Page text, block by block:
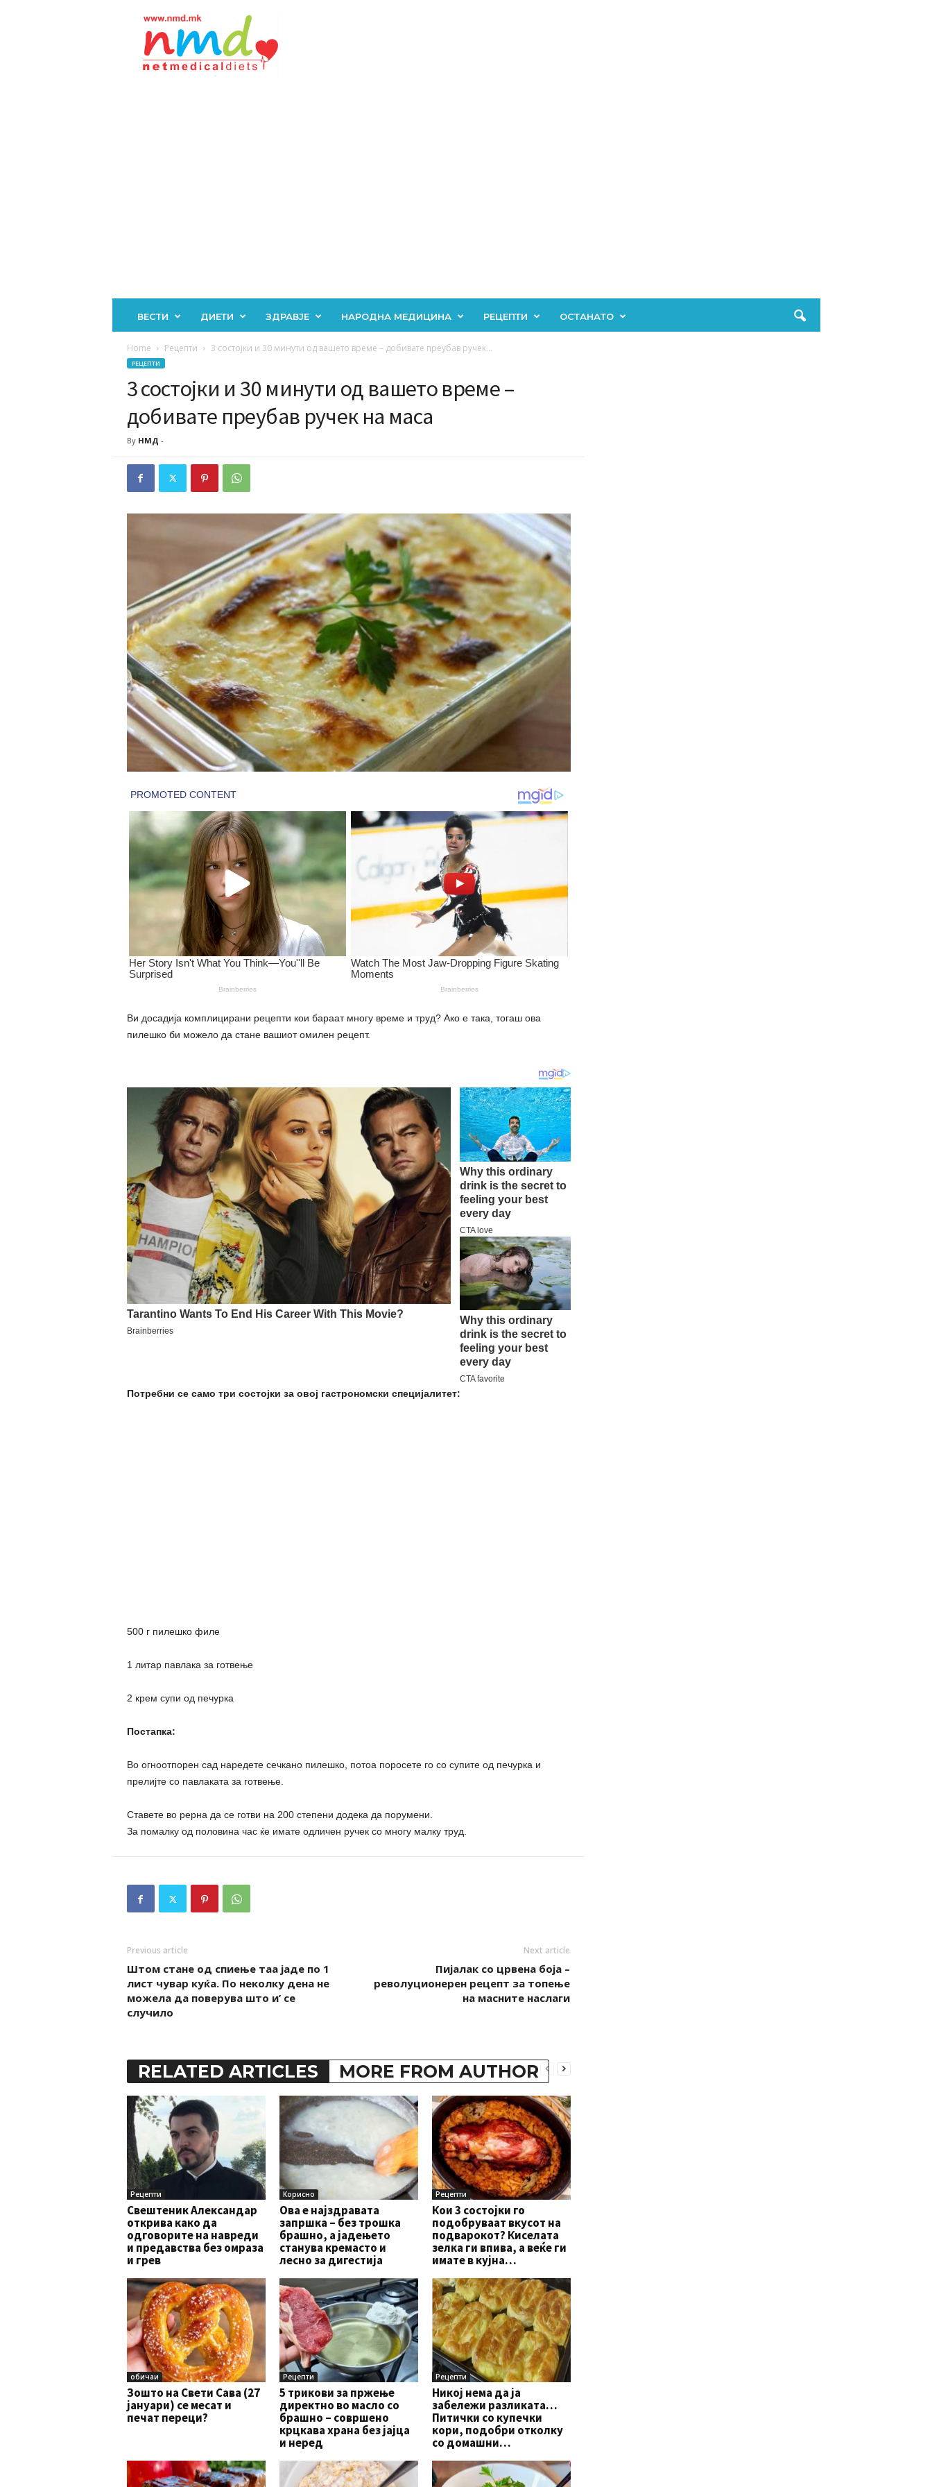
ВЕСТИ ДИЕТИ ЗДРАВЈЕ НАРОДНА МЕДИЦИНА РЕЦЕПТИ ОСТАНАТО
Home Рецепти 3 состојки и 30 минути од вашето време – добивате преубав ручек...
РЕЦЕПТИ
3 состојки и 30 минути од вашето време –
добивате преубав ручек на маса
By НМД -
Ви досадија комплицирани рецепти кои бараат многу време и труд? Ако е така, тогаш ова
пилешко би можело да стане вашиот омилен рецепт.
Потребни се само три состојки за овој гастрономски специјалитет:
500 г пилешко филе
1 литар павлака за готвење
2 крем супи од печурка
Постапка:
Во огноотпорен сад наредете сечкано пилешко, потоа поросете го со супите од печурка и
прелијте со павлаката за готвење.
Ставете во рерна да се готви на 200 степени додека да порумени.
За помалку од половина час ќе имате одличен ручек со многу малку труд.
Previous article
Штом стане од спиење таа јаде по 1
лист чувар куќа. По неколку дена не
можела да поверува што и’ се
случило
Next article
Пијалак со црвена боја –
револуционерен рецепт за топење
на масните наслаги
RELATED ARTICLES MORE FROM AUTHOR
Рецепти
Свештеник Александар
открива како да
одговорите на навреди
и предавства без омраза
и грев
Корисно
Ова е најздравата
запршка – без трошка
брашно, а јадењето
станува кремасто и
лесно за дигестија
Рецепти
Кои 3 состојки го
подобруваат вкусот на
подварокот? Киселата
зелка ги впива, а веќе ги
имате в кујна…
обичаи
Зошто на Свети Сава (27
јануари) се месат и
печат переци?
Рецепти
5 трикови за пржење
директно во масло со
брашно – совршено
крцкава храна без јајца
и неред
Рецепти
Никој нема да ја
забележи разликата…
Питички со купечки
кори, подобри отколку
со домашни…